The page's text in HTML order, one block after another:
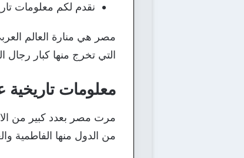
نقدم لكم معلومات
مصر هي منارة العالم
التي تخرج منها كبار رجال
معلومات
مرت مصر بعدد كبير من
من الدول منها الفاطمية